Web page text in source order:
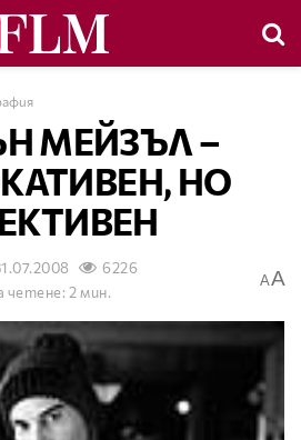
МЕЙЗЪЛ –
НО
6226
четене: 2 мин.
AA